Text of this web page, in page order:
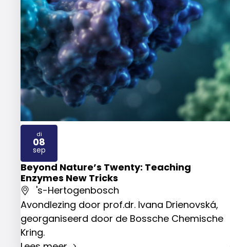
Beyond Nature’s Twenty: Teaching
Enzymes New Tricks
's-Hertogenbosch
Avondlezing door prof.dr. Ivana Drienovská,
georganiseerd door de Bossche Chemische
Kring.
di
08
sep
2026